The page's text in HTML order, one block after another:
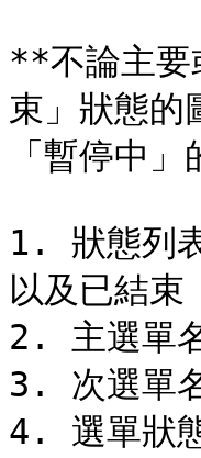
**不論主要
束」狀態的
「暫停中
1. 狀態列
以及已結束
2. 主選單
3. 次選單
4. 選單狀